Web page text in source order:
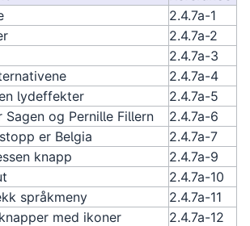
2.4.7a-1
2.4.7a-2
2.4.7a-3
2.4.7a-4
lydeffekter
2.4.7a-5
Sagen og Pernille Fillern
2.4.7a-6
er Belgia
2.4.7a-7
knapp
2.4.7a-9
2.4.7a-10
språkmeny
2.4.7a-11
med ikoner
2.4.7a-12